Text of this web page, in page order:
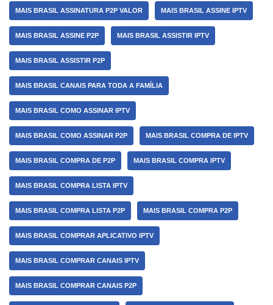
MAIS BRASIL ASSINATURA P2P VALOR MAIS BRASIL ASSINE IPTV
MAIS BRASIL ASSINE P2P MAIS BRASIL ASSISTIR IPTV
MAIS BRASIL ASSISTIR P2P
MAIS BRASIL CANAIS PARA TODA A FAMÍLIA
MAIS BRASIL COMO ASSINAR IPTV
MAIS BRASIL COMO ASSINAR P2P MAIS BRASIL COMPRA DE IPTV
MAIS BRASIL COMPRA DE P2P MAIS BRASIL COMPRA IPTV
MAIS BRASIL COMPRA LISTA IPTV
MAIS BRASIL COMPRA LISTA P2P MAIS BRASIL COMPRA P2P
MAIS BRASIL COMPRAR APLICATIVO IPTV
MAIS BRASIL COMPRAR CANAIS IPTV
MAIS BRASIL COMPRAR CANAIS P2P